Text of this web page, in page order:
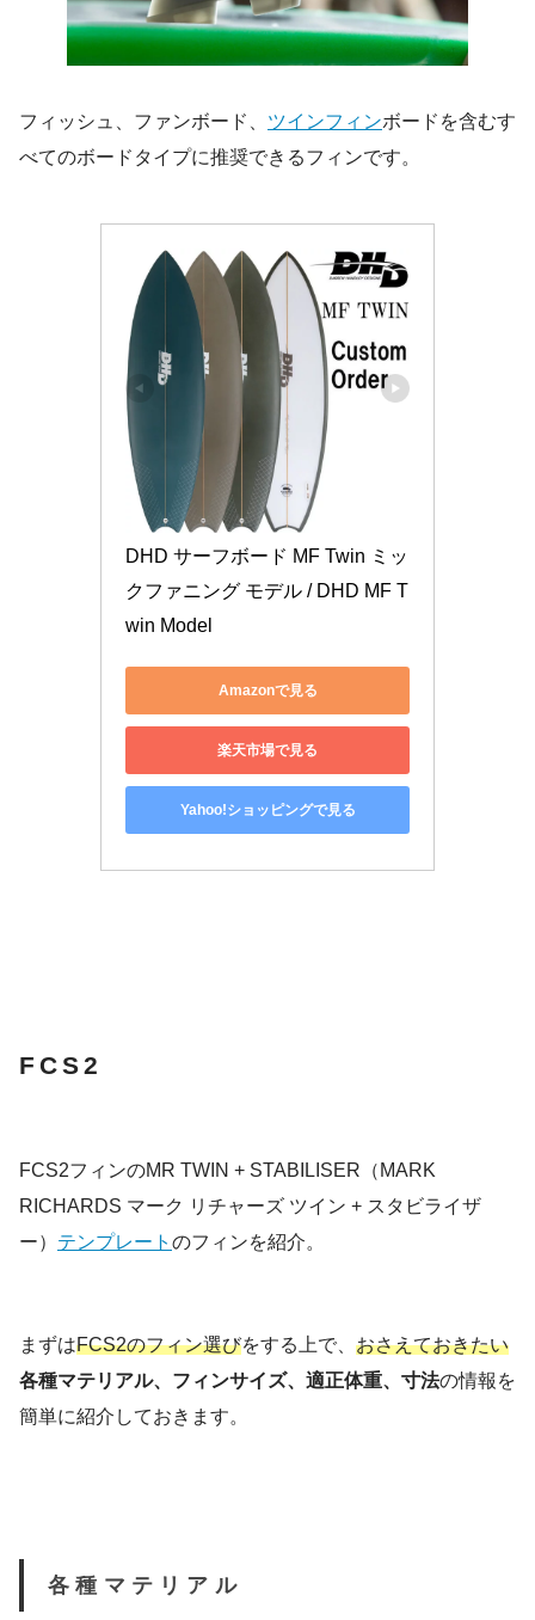
フィッシュ、ファンボード、 ツインフィンボードを含むす
べてのボードタイプに推奨できるフィンです。
DHD サーフボード MF Twin ミッ
クファニング モデル / DHD MF T
win Model
Amazonで見る
楽天市場で見る
Yahoo!ショッピングで見る
FCS2
FCS2フィンのMR TWIN + STABILISER（MARK
RICHARDS マーク リチャーズ ツイン + スタビライザ
ー） テンプレート のフィンを紹介。
まずはFCS2のフィン選びをする上で、 おさえておきたい
各種マテリアル、フィンサイズ、適正体重、寸法の情報を
簡単に紹介しておきます。
各種マテリアル